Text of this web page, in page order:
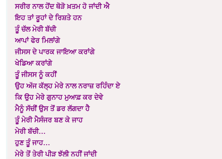
ਸਰੀਰ ਨਾਲ ਹੋਂਦ ਥੋੜੋ ਖ਼ਤਮ ਹੋ ਜਾਂਦੀ ਐ
ਇਹ ਤਾਂ ਰੂਹਾਂ ਦੇ ਰਿਸ਼ਤੇ ਹਨ
ਤੂੰ ਚੱਲ ਮੇਰੀ ਬੱਚੀ
ਆਪਾਂ ਫੇਰ ਮਿਲਾਂਗੇ
ਜੀਸਸ ਦੇ ਪਾਰਕ ਜਾਇਆ ਕਰਾਂਗੇ
ਖੇਡਿਆ ਕਰਾਂਗੇ
ਤੂੰ ਜੀਸਸ ਨੂੰ ਕਹੀਂ
ਉਹ ਅੱਜ ਕੱਲ੍ਹ ਮੇਰੇ ਨਾਲ ਨਰਾਜ਼ ਰਹਿੰਦਾ ਏ
ਕਿ ਉਹ ਮੇਰੇ ਗੁਨਾਹ ਮੁਆਫ਼ ਕਰ ਦੇਵੇ
ਮੈਨੂੰ ਸੱਚੀਂ ਉਸ ਤੋਂ ਡਰ ਲੱਗਦਾ ਹੈ
ਤੂੰ ਮੇਰੀ ਮੈਸੰਜਰ ਬਣ ਕੇ ਜਾਹ
ਮੇਰੀ ਬੱਚੀ…
ਹੁਣ ਤੂੰ ਜਾਹ…
ਮੇਰੇ ਤੋਂ ਤੇਰੀ ਪੀੜ ਝੱਲੀ ਨਹੀਂ ਜਾਂਦੀ